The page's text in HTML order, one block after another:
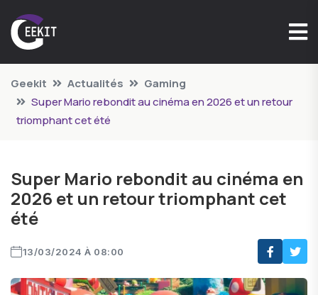
Geekit Actualités
Gaming
Super Mario rebondit au cinéma en 2026 et un retour
triomphant cet été
Super Mario rebondit au cinéma en
2026 et un retour triomphant cet
été
13/03/2024 À 08:00